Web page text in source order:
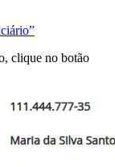
clique no botão